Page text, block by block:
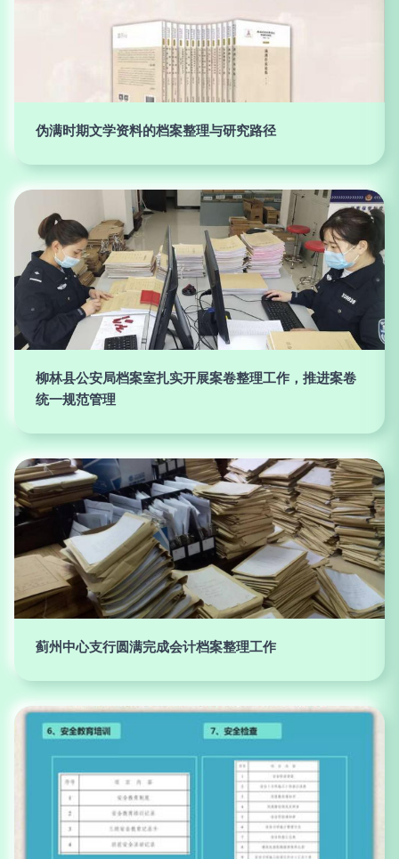
伪满时期文学资料的档案整理与研究路径
柳林县公安局档案室扎实开展案卷整理工作，推进案卷
统一规范管理
蓟州中心支行圆满完成会计档案整理工作